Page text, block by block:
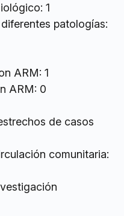
1
patologías:
ARM: 1
ARM: 0
de casos
comunitaria: